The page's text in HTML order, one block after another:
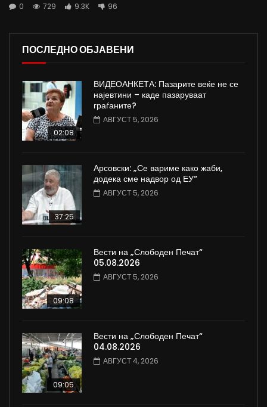
0
729 9.3K 96
ПОСЛЕДНО ОБЈАВЕНИ
02:08
ВИДЕОАНКЕТА: Пазарите веќе не се
најевтини – каде пазаруваат
граѓаните?
АВГУСТ 5, 2026
37:25
Арсовски: „Се вариме како жаби,
додека сме надвор од ЕУ“
АВГУСТ 5, 2026
09:08
Вести на „Слободен Печат“
05.08.2026
АВГУСТ 5, 2026
09:05
Вести на „Слободен Печат“
04.08.2026
АВГУСТ 4, 2026